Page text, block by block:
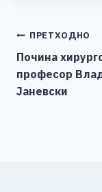
b
o
o
n
g
на
напис
ПРЕТХОДНО
Почина
професор
Јаневски